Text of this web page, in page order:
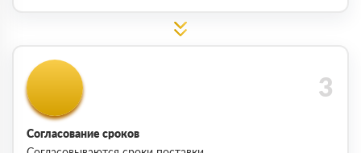
Согласование сроков